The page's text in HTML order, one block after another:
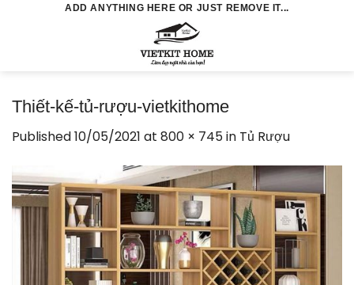
ADD ANYTHING HERE OR JUST REMOVE IT...
Thiết-kế-tủ-rượu-vietkithome
Published10/05/2021 at 800 × 745in Tủ Rượu